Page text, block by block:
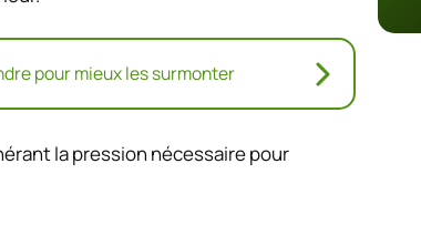
pour mieux les surmonter
la pression nécessaire pour